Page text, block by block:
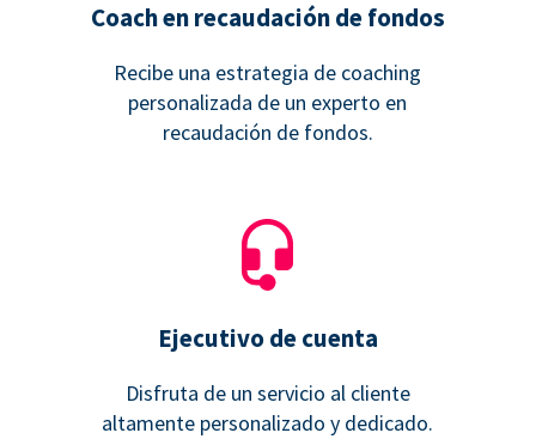
Coach en recaudación de fondos
Recibe una estrategia de coaching
personalizada de un experto en
recaudación de fondos.
Ejecutivo de cuenta
Disfruta de un servicio al cliente
altamente personalizado y dedicado.